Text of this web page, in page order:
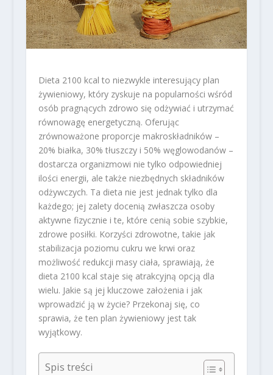
Dieta 2100 kcal to niezwykle interesujący plan
żywieniowy, który zyskuje na popularności wśród
osób pragnących zdrowo się odżywiać i utrzymać
równowagę energetyczną. Oferując
zrównoważone proporcje makroskładników –
20% białka, 30% tłuszczy i 50% węglowodanów –
dostarcza organizmowi nie tylko odpowiedniej
ilości energii, ale także niezbędnych składników
odżywczych. Ta dieta nie jest jednak tylko dla
każdego; jej zalety docenią zwłaszcza osoby
aktywne fizycznie i te, które cenią sobie szybkie,
zdrowe posiłki. Korzyści zdrowotne, takie jak
stabilizacja poziomu cukru we krwi oraz
możliwość redukcji masy ciała, sprawiają, że
dieta 2100 kcal staje się atrakcyjną opcją dla
wielu. Jakie są jej kluczowe założenia i jak
wprowadzić ją w życie? Przekonaj się, co
sprawia, że ten plan żywieniowy jest tak
wyjątkowy.
Spis treści